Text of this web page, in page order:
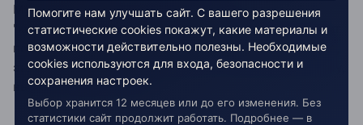
Мурша, интересно, что вы называете
"компромиссом"? Один сидит в клетке, другие ходят
по улице, когда один из прохожих подходит к клетке,
это компромисс? ("Я от сюда все очень хорошо вижу,
вы все за решеткой!!!")
Помогите нам улучшать сайт. С вашего разрешения
статистические cookies покажут, какие материалы и
возможности действительно полезны. Необходимые
cookies используются для входа, безопасности и
сохранения настроек.
Выбор хранится 12 месяцев или до его изменения. Без
статистики сайт продолжит работать. Подробнее — в